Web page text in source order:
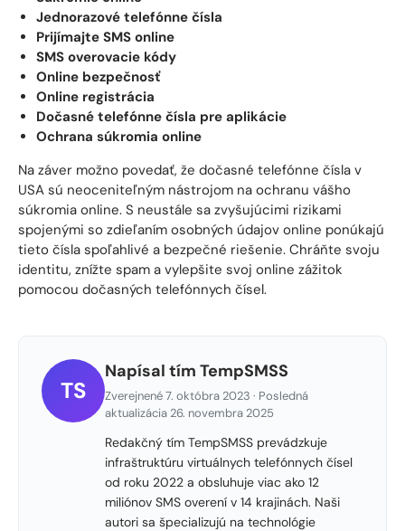
Jednorazové telefónne čísla
Prijímajte SMS online
SMS overovacie kódy
Online bezpečnosť
Online registrácia
Dočasné telefónne čísla pre aplikácie
Ochrana súkromia online
Na záver možno povedať, že dočasné telefónne čísla v
USA sú neoceniteľným nástrojom na ochranu vášho
súkromia online. S neustále sa zvyšujúcimi rizikami
spojenými so zdieľaním osobných údajov online ponúkajú
tieto čísla spoľahlivé a bezpečné riešenie. Chráňte svoju
identitu, znížte spam a vylepšite svoj online zážitok
pomocou dočasných telefónnych čísel.
TS
Napísal tím TempSMSS
Zverejnené 7. októbra 2023 · Posledná
aktualizácia 26. novembra 2025
Redakčný tím TempSMSS prevádzkuje
infraštruktúru virtuálnych telefónnych čísel
od roku 2022 a obsluhuje viac ako 12
miliónov SMS overení v 14 krajinách. Naši
autori sa špecializujú na technológie